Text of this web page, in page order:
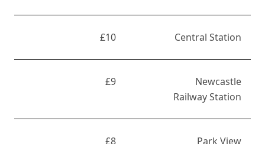
Central Station
£10
Newcastle
Railway Station
£9
Park View
£8